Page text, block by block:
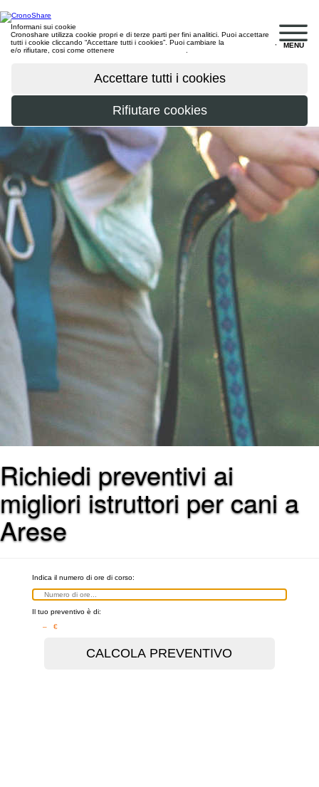
MENU
Informani sui cookie
Cronoshare utilizza cookie propri e di terze parti per fini analitici. Puoi accettare
tutti i cookie cliccando “Accettare tutti i cookies”. Puoi cambiare la
e/o rifiutare, cosi come ottenere
Richiedi preventivi ai
migliori istruttori per cani a
Arese
Indica il numero di ore di corso:
Il tuo preventivo è di:
– €